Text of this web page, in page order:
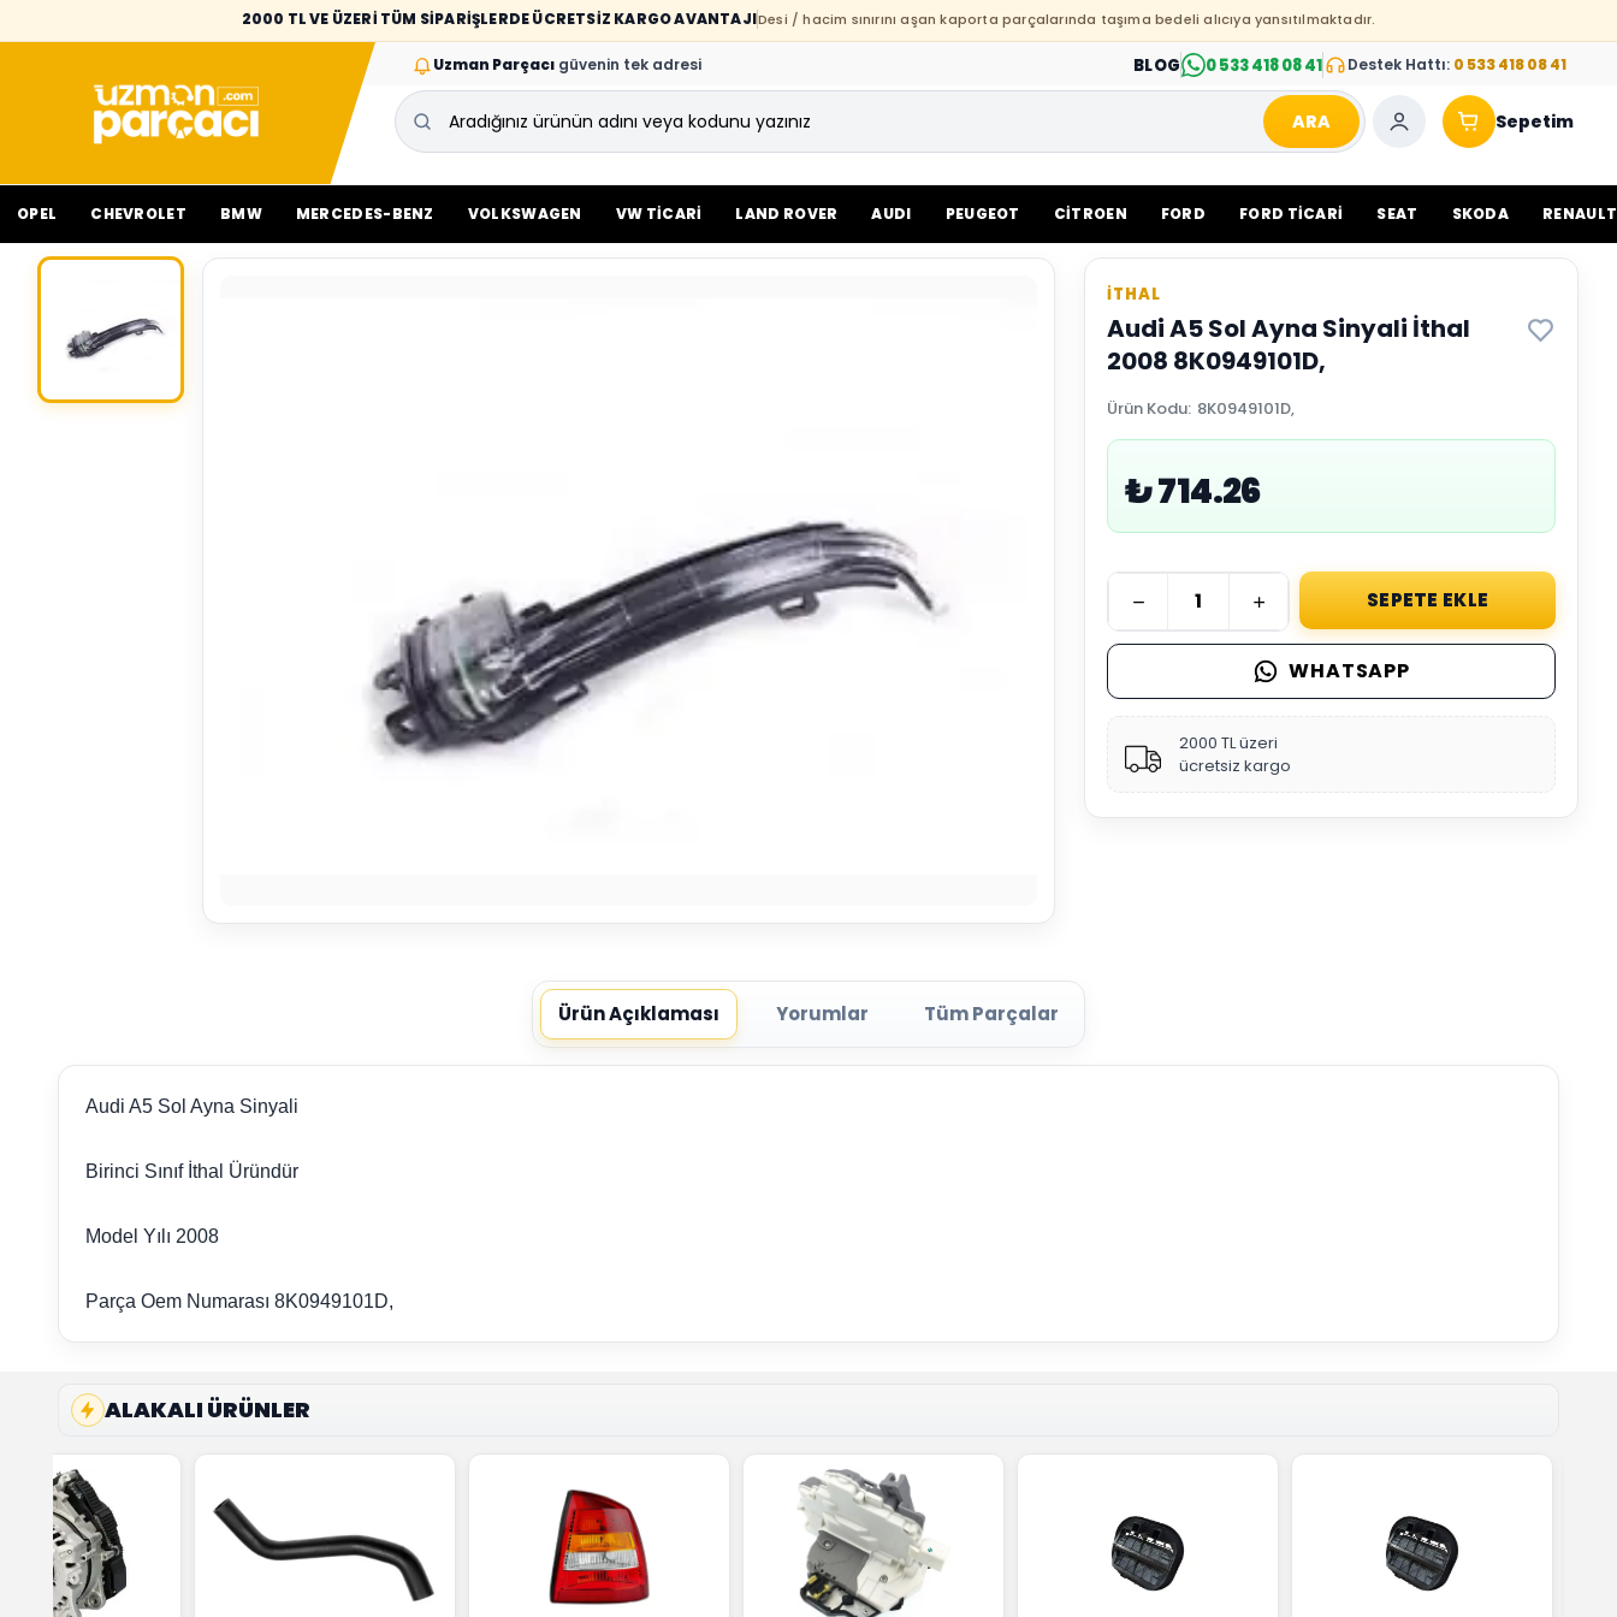
2000 TL VE ÜZERİ TÜM SİPARİŞLERDE ÜCRETSİZ KARGO AVANTAJIDesi / hacim sınırını aşan kaporta parçalarında taşıma bedeli alıcıya yansıtılmaktadır.
Uzman Parçacı güvenin tek adresi BLOG 0 533 418 08 41 Destek Hattı: 0 533 418 08 41
ARA Sepetim
OPEL CHEVROLET BMW MERCEDES-BENZ VOLKSWAGEN VW TİCARİ LAND ROVER AUDI PEUGEOT CİTROEN FORD FORD TİCARİ SEAT SKODA RENAULT
İTHAL
Audi A5 Sol Ayna Sinyali İthal
2008 8K0949101D,
Ürün Kodu: 8K0949101D,
₺ 714.26
SEPETE EKLE
WHATSAPP
2000 TL üzeri
ücretsiz kargo
Ürün Açıklaması Yorumlar Tüm Parçalar
Audi A5 Sol Ayna Sinyali
Birinci Sınıf İthal Üründür
Model Yılı 2008
Parça Oem Numarası 8K0949101D,
ALAKALI ÜRÜNLER